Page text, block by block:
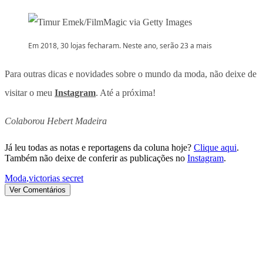
Em 2018, 30 lojas fecharam. Neste ano, serão 23 a mais
Para outras dicas e novidades sobre o mundo da moda, não deixe de
visitar o meu Instagram. Até a próxima!
Colaborou Hebert Madeira
Já leu todas as notas e reportagens da coluna hoje? Clique aqui.
Também não deixe de conferir as publicações no Instagram.
Moda,victorias secret
Ver Comentários